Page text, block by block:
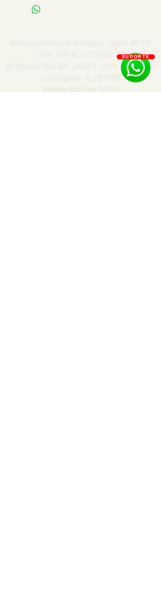
Localização
Razão Social Fabricante dos Engates - Engates BRUCKE
LTDA - CNPJ
/0001 - 18
Av. Reginaldo Maia, 600 - galpão D - centro, Comendador
Levy Gasparian - RJ,
Vendedor Autorizado BRUCKE
SUPORTE